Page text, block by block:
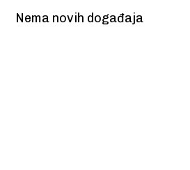
Nema novih događaja